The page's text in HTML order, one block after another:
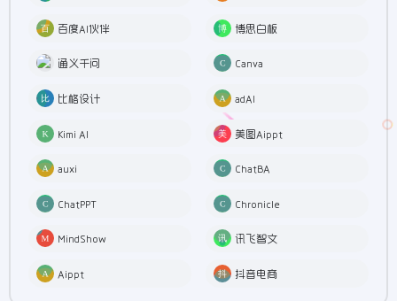
百度AI伙伴 博思白板
通义千问 Canva
比格设计 adAI
Kimi AI 美图Aippt
auxi ChatBA
ChatPPT Chronicle
MindShow 讯飞智文
Aippt 抖音电商